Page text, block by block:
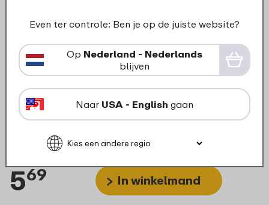
Onder- en middendeksel
lunchpot Ellipse mini - Vivid
mauve
569 In winkelmand
Even ter controle: Ben je op de juiste website?
Op Nederland - Nederlands
blijven
Naar USA - English gaan